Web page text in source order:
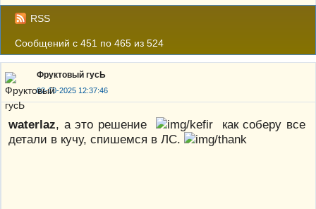
RSS
Сообщений с 451 по 465 из 524
Фруктовый гусЬ
02-10-2025 12:37:46
waterlaz, а это решение
как соберу все
детали в кучу, спишемся в ЛС.